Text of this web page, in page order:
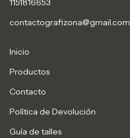
1151816653
contactografizona@gmail.com
Inicio
Productos
Contacto
Política de Devolución
Guía de talles